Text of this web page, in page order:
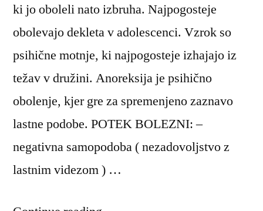
ki jo oboleli nato izbruha. Najpogosteje
obolevajo dekleta v adolescenci. Vzrok so
psihične motnje, ki najpogosteje izhajajo iz
težav v družini. Anoreksija je psihično
obolenje, kjer gre za spremenjeno zaznavo
lastne podobe. POTEK BOLEZNI: –
negativna samopodoba ( nezadovoljstvo z
lastnim videzom ) …